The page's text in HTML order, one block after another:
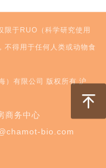
限于RUO（科学研究使用
不得用于任何人类或动物食
）有限公司 版权所有沪
商务中心
bio.com